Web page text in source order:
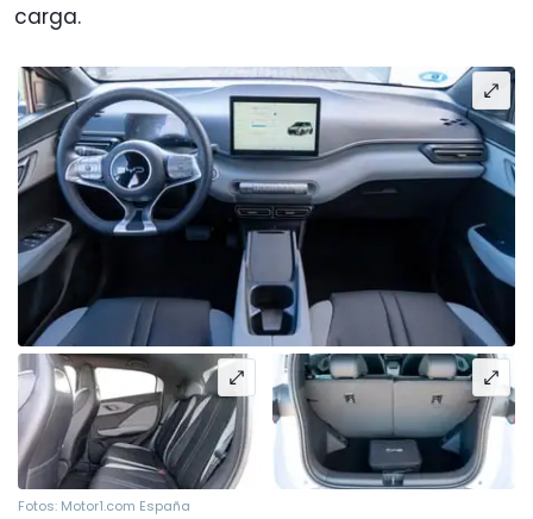
carga.
Fotos: Motor1.com España